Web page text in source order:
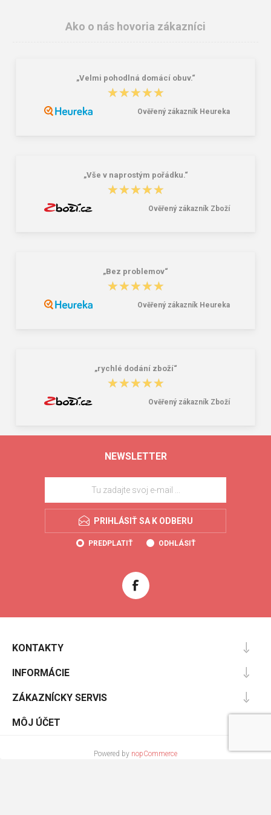
Ako o nás hovoria zákazníci
„Velmi pohodlná domácí obuv.“
★★★★★
★★★★★
Ověřený zákazník Heureka
„Vše v naprostým pořádku.“
★★★★★
★★★★★
Ověřený zákazník Zboží
„Bez problemov“
★★★★★
★★★★★
Ověřený zákazník Heureka
„rychlé dodání zboží“
★★★★★
★★★★★
Ověřený zákazník Zboží
NEWSLETTER
PRIHLÁSIŤ SA K ODBERU
PREDPLATIŤ ODHLÁSIŤ
KONTAKTY
INFORMÁCIE
ZÁKAZNÍCKY SERVIS
MÔJ ÚČET
Powered by nopCommerce